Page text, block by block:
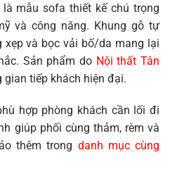
mẫu sofa thiết kế chú trọng
và công năng. Khung gỗ tự
xẹp và bọc vải bố/da mang lại
Sản phẩm do Nội thất Tân
gian tiếp khách hiện đại.
hợp phòng khách cần lối đi
giúp phối cùng thảm, rèm và
thêm trong danh mục cùng